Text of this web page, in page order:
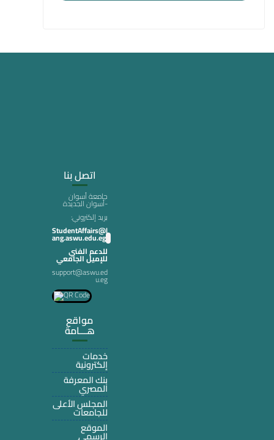
اتصل بنا
جامعة أسوان
-أسوان الجديدة
:بريد إلكتروني
StudentAffairs@l
ang.aswu.edu.eg
للدعم الفني
للإميل الجامعي
support@aswu.ed
u.eg
مواقع
هـــامة
خدمات
إلكترونية
بنك المعرفة
المصري
المجلس الأعلى
للجامعات
الموقع
الرسمي